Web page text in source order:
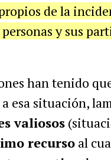
de la
y sus
han tenido
esa situación,
valiosos
recursoal